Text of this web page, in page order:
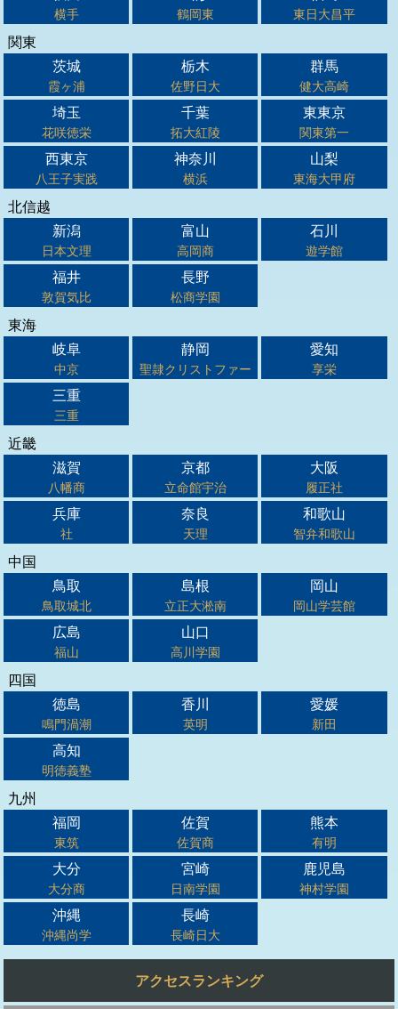
横手 鶴岡東 東日大昌平
関東
茨城
霞ヶ浦
栃木
佐野日大
群馬
健大高崎
埼玉
花咲徳栄
千葉
拓大紅陵
東東京
関東第一
西東京
八王子実践
神奈川
横浜
山梨
東海大甲府
北信越
新潟
日本文理
富山
高岡商
石川
遊学館
福井
敦賀気比
長野
松商学園
東海
岐阜
中京
静岡
聖隷クリストファー
愛知
享栄
三重
三重
近畿
滋賀
八幡商
京都
立命館宇治
大阪
履正社
兵庫
社
奈良
天理
和歌山
智弁和歌山
中国
鳥取
鳥取城北
島根
立正大淞南
岡山
岡山学芸館
広島
福山
山口
高川学園
四国
徳島
鳴門渦潮
香川
英明
愛媛
新田
高知
明徳義塾
九州
福岡
東筑
佐賀
佐賀商
熊本
有明
大分
大分商
宮崎
日南学園
鹿児島
神村学園
沖縄
沖縄尚学
長崎
長崎日大
アクセスランキング